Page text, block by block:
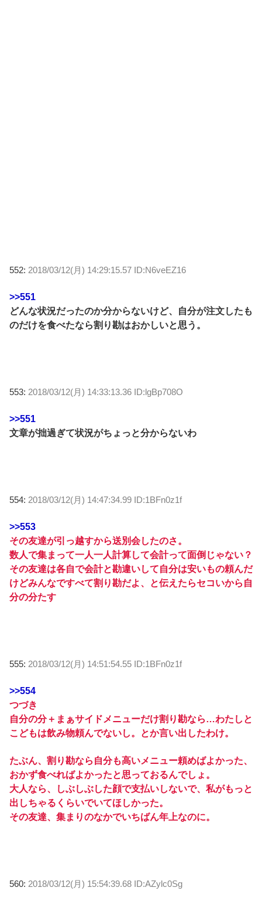
552: 2018/03/12(月) 14:29:15.57 ID:N6veEZ16
>>551
どんな状況だったのか分からないけど、自分が注文したも
のだけを食べたなら割り勘はおかしいと思う。
553: 2018/03/12(月) 14:33:13.36 ID:lgBp708O
>>551
文章が拙過ぎて状況がちょっと分からないわ
554: 2018/03/12(月) 14:47:34.99 ID:1BFn0z1f
>>553
その友達が引っ越すから送別会したのさ。
数人で集まって一人一人計算して会計って面倒じゃない？
その友達は各自で会計と勘違いして自分は安いもの頼んだ
けどみんなですべて割り勘だよ、と伝えたらセコいから自
分の分たす
555: 2018/03/12(月) 14:51:54.55 ID:1BFn0z1f
>>554
つづき
自分の分＋まぁサイドメニューだけ割り勘なら…わたしと
こどもは飲み物頼んでないし。とか言い出したわけ。
たぶん、割り勘なら自分も高いメニュー頼めばよかった、
おかず食べればよかったと思っておるんでしょ。
大人なら、しぶしぶした顔で支払いしないで、私がもっと
出しちゃるくらいでいてほしかった。
その友達、集まりのなかでいちばん年上なのに。
560: 2018/03/12(月) 15:54:39.68 ID:AZylc0Sg